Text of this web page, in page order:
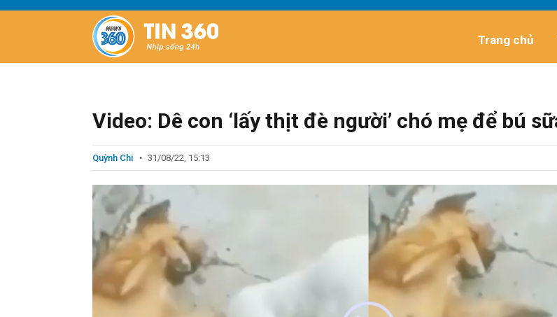
Trang chủ
Video: Dê con ‘lấy thịt đè người’ chó mẹ để bú
Quỳnh Chi 31/08/22, 15:13